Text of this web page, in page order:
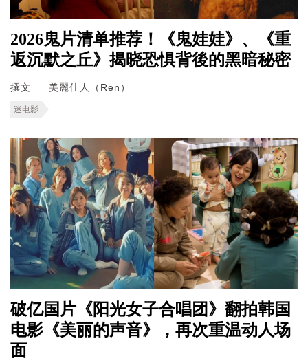
2026鬼片清单推荐！《鬼娃娃》、《重
返沉默之丘》揭晓恐惧背後的黑暗秘密
撰文 美麗佳人（Ren）
迷电影
破亿国片《阳光女子合唱团》翻拍韩国
电影《美丽的声音》，再次重温动人场
面